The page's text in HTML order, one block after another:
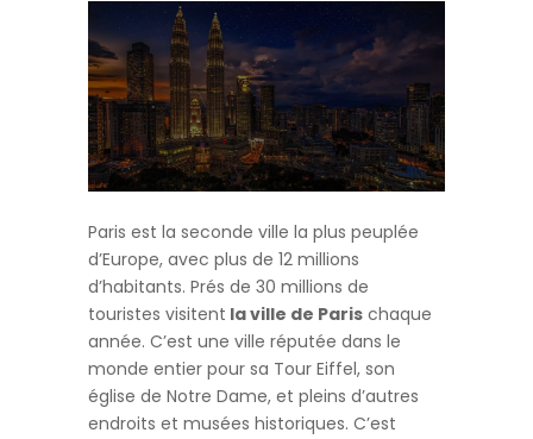
Paris est la seconde ville la plus peuplée
d’Europe, avec plus de 12 millions
d’habitants. Prés de 30 millions de
touristes visitent la ville de Paris chaque
année. C’est une ville réputée dans le
monde entier pour sa Tour Eiffel, son
église de Notre Dame, et pleins d’autres
endroits et musées historiques. C’est